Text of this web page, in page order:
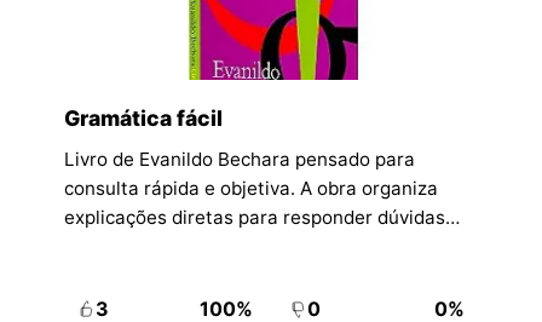
Gramática fácil
Livro de Evanildo Bechara pensado para
consulta rápida e objetiva. A obra organiza
explicações diretas para responder dúvidas
3 100% 0 0%